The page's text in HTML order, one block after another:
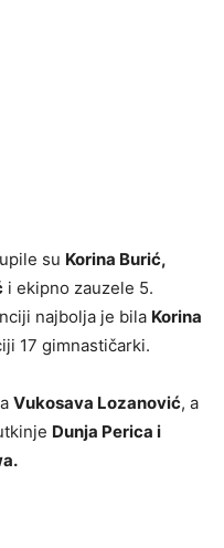
su Korina Burić,
i ekipno zauzele 5.
najbolja je bila Korina
17 gimnastičarki.
Vukosava Lozanović, a
Dunja Perica i